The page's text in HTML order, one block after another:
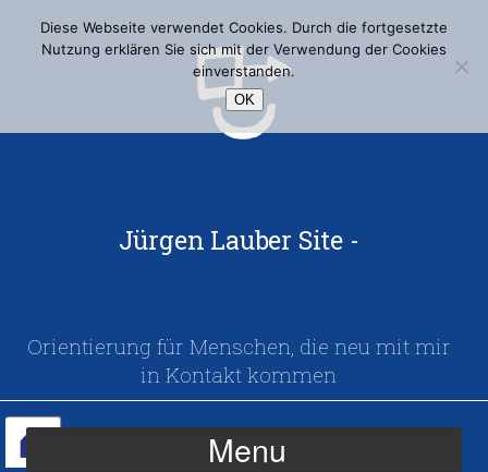
Jürgen Lauber Site -
Orientierung für Menschen, die neu mit mir
in Kontakt kommen
Menu
Diese Webseite verwendet Cookies. Durch die fortgesetzte
Nutzung erklären Sie sich mit der Verwendung der Cookies
einverstanden.
OK